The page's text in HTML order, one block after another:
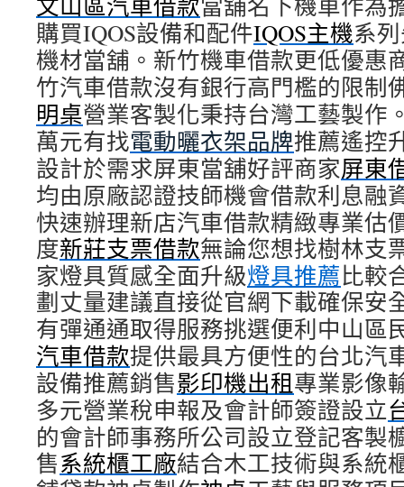
購買IQOS設備和配件IQOS主機系
機材當舖。新竹機車借款更低優惠
竹汽車借款沒有銀行高門檻的限制
明桌營業客製化秉持台灣工藝製作
萬元有找電動曬衣架品牌推薦遙控
設計於需求屏東當舖好評商家屏東
均由原廠認證技師機會借款利息融
快速辦理新店汽車借款精緻專業估
度新莊支票借款無論您想找樹林支
家燈具質感全面升級燈具推薦比較
劃丈量建議直接從官網下載確保安
有彈通通取得服務挑選便利中山區
汽車借款提供最具方便性的台北汽
設備推薦銷售影印機出租專業影像
多元營業稅申報及會計師簽證設立
的會計師事務所公司設立登記客製
售系統櫃工廠結合木工技術與系統